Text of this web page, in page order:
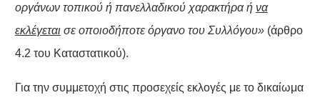
οργάνων τοπικού ή πανελλαδικού χαρακτήρα ή να
εκλέγεταισε οποιοδήποτε όργανο του Συλλόγου»(άρθρο
4.2 του Καταστατικού).
Για την συμμετοχή στις προσεχείς εκλογές με το δικαίωμα